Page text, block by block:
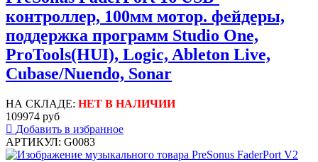
контроллер, 100мм мотор. фейдеры,
поддержка программ Studio One,
ProTools(HUI), Logic, Ableton Live,
Cubase/Nuendo, Sonar
НА СКЛАДЕ: НЕТ В НАЛИЧИИ
109974 руб
Добавить в избранное
АРТИКУЛ: G0083